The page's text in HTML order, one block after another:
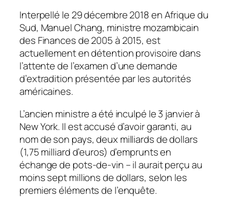
Interpellé le 29 décembre 2018 en Afrique du
Sud, Manuel Chang, ministre mozambicain
des Finances de 2005 à 2015, est
actuellement en détention provisoire dans
l’attente de l’examen d’une demande
d’extradition présentée par les autorités
américaines.
L’ancien ministre a été inculpé le 3 janvier à
New York. Il est accusé d’avoir garanti, au
nom de son pays, deux milliards de dollars
(1,75 milliard d’euros) d’emprunts en
échange de pots-de-vin – il aurait perçu au
moins sept millions de dollars, selon les
premiers éléments de l’enquête.